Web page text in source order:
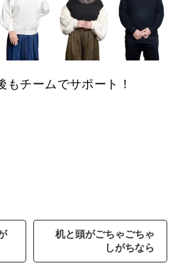
もチームでサポート！
机と頭がごちゃごちゃ
しがちなら